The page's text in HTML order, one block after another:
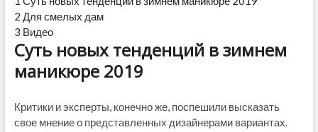
2 Для смелых дам
3 Видео
Суть новых тенденций в зимнем
маникюре 2019
Критики и эксперты, конечно же, поспешили высказать
свое мнение о представленных дизайнерами вариантах.